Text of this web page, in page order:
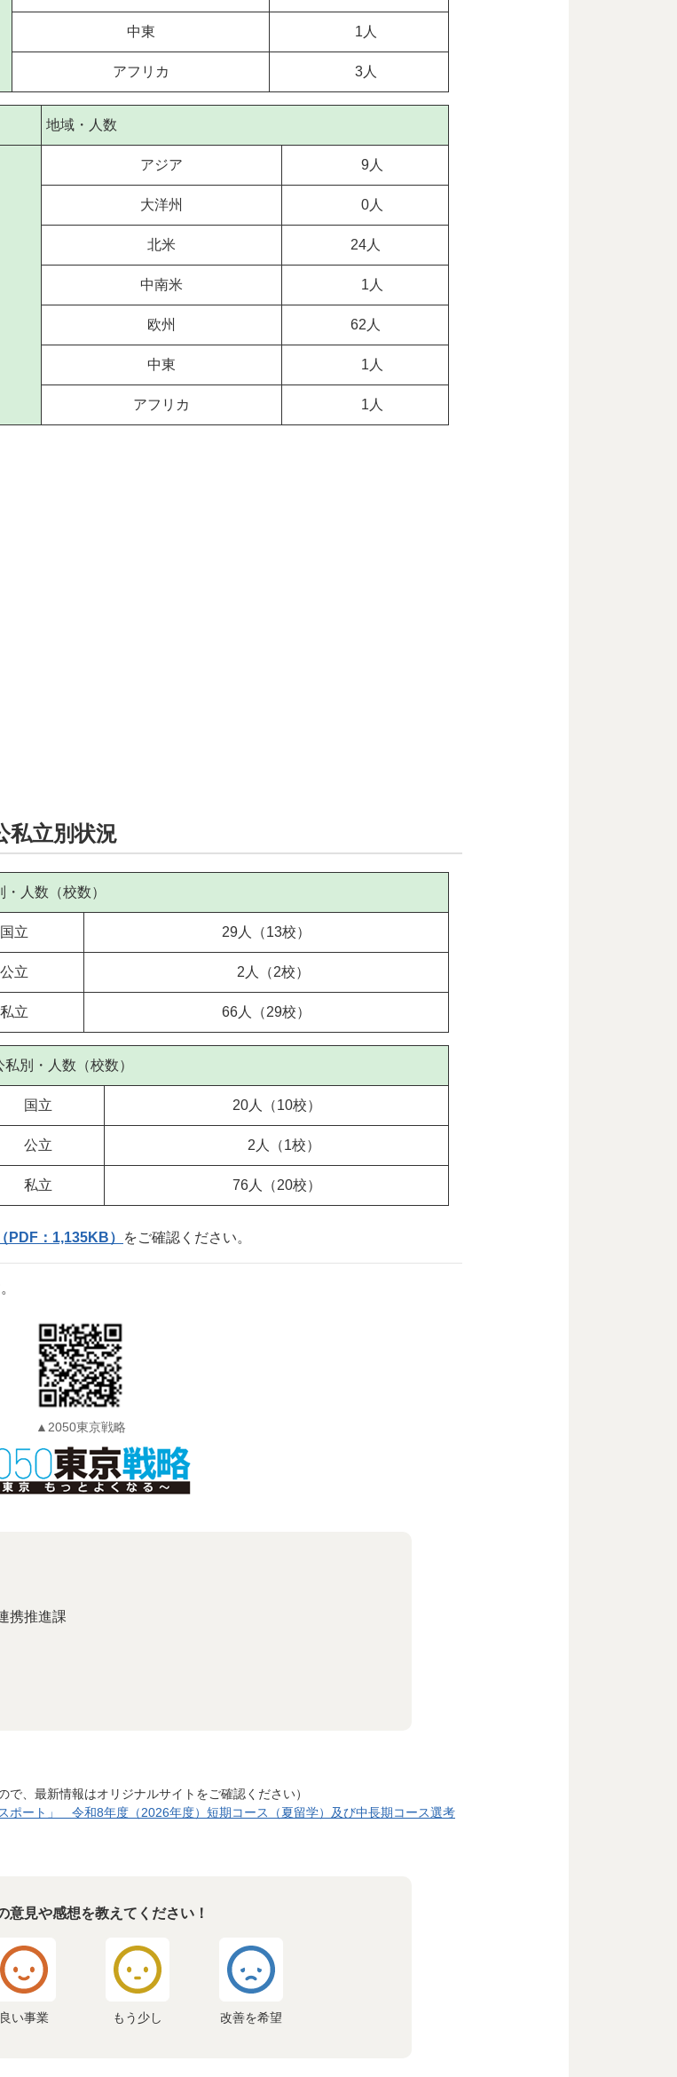
中東 1人
アフリカ 3人
地域・人数
アジア 9人
大洋州 0人
北米 24人
中南米 1人
欧州 62人
中東 1人
アフリカ 1人
私立別状況
・人数（校数）
国立 29人（13校）
公立 2人（2校）
私立 66人（29校）
私別・人数（校数）
国立 20人（10校）
公立 2人（1校）
私立 76人（20校）
PDF：1,135KB） をご確認ください。
▲2050東京戦略
携推進課
、最新情報はオリジナルサイトをご確認ください）
ポート」 令和8年度（2026年度）短期コース（夏留学）及び中長期コース選考
意見や感想を教えてください！
良い事業 もう少し 改善を希望